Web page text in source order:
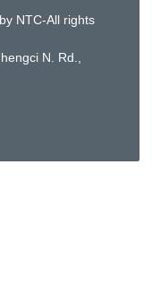
NTC-All rights
N. Rd.,